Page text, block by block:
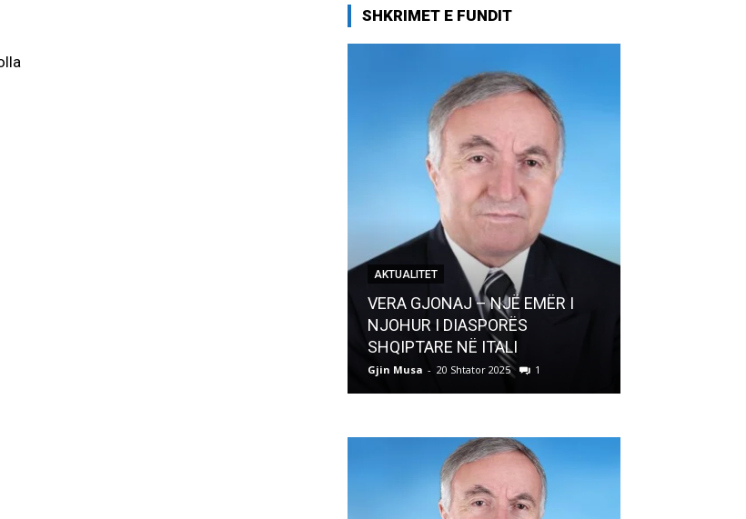
SHKRIMET E FUNDIT
AKTUALITET
VERA GJONAJ – NJË EMËR I
NJOHUR I DIASPORËS
SHQIPTARE NË ITALI
Gjin Musa - 20 Shtator 2025 1